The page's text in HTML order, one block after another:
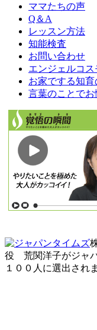
ママたちの声
Q＆A
レッスン方法
知能検査
お問い合わせ
エンジェルコス
お家でする知育
言葉のことでお
役 荒関洋子がジャ
１００人に選出され